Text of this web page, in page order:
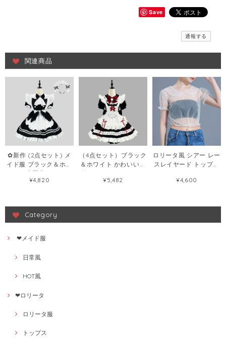
Save
通報する
関連商品
✿新作 (2点セット) メ
イド服 ブラック＆ホワ
イトの小悪魔 ロリータ
系かわいい お料理娘コ
¥4,820
（4点セット）ブラック
＆ホワイト かわいい軟
妹メイドロリータワン
ピース メイド服 軟妹カ
¥5,482
ロリータ風 シアー レー
スレイヤード トップス
ンナー ブラウス
¥4,600
Category
❤メイド服
日常風
HOT風
❤ロリータ
ロリータ服
トップス